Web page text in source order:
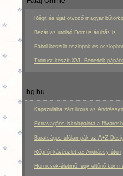
Régit és újat ötvöző magyar
Bezár az utolsó Domus áruház is
Fából készült oszlopok és
Trónust készít XVI. Benedek
hg.hu
Kapszulába zárt luxus az Andrássyn
Extravagáns iskolapalota a
Barátságos ufólámpák az A+Z
Régi-új kávéüzlet az Andrássy úton
Hornicsek-életmű: egy eltűnő kor